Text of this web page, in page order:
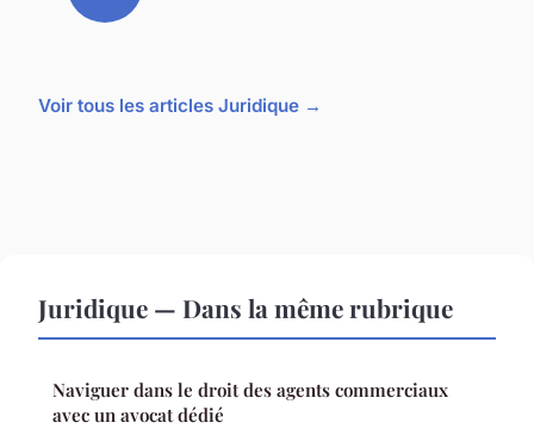
Voir tous les articles Juridique →
Juridique — Dans la même rubrique
Naviguer dans le droit des agents commerciaux
avec un avocat dédié